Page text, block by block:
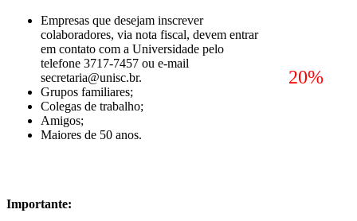
Empresas que desejam inscrever
colaboradores, via nota fiscal, devem entrar
em contato com a Universidade pelo
telefone 3717-7457 ou e-mail
secretaria@unisc.br.
Grupos familiares;
Colegas de trabalho;
Amigos;
Maiores de 50 anos.
20%
Importante: